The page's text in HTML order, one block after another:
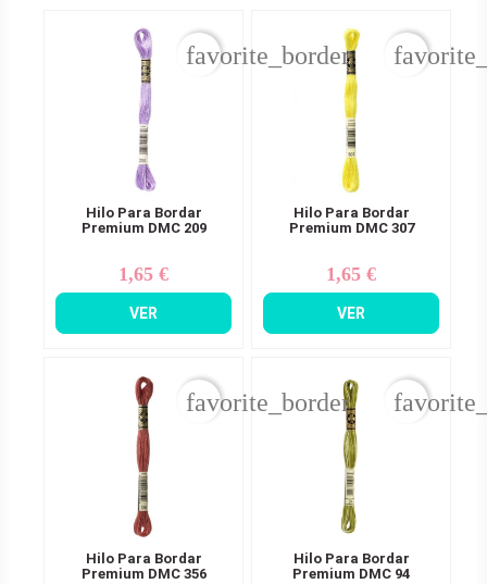
Hilo Para Bordar
Premium DMC 209
Precio
1,65 €
VER
favorite_border
Hilo Para Bordar
Premium DMC 307
Precio
1,65 €
VER
Hilo Para Bordar
Premium DMC 356
favorite_border
Hilo Para Bordar
Premium DMC 94